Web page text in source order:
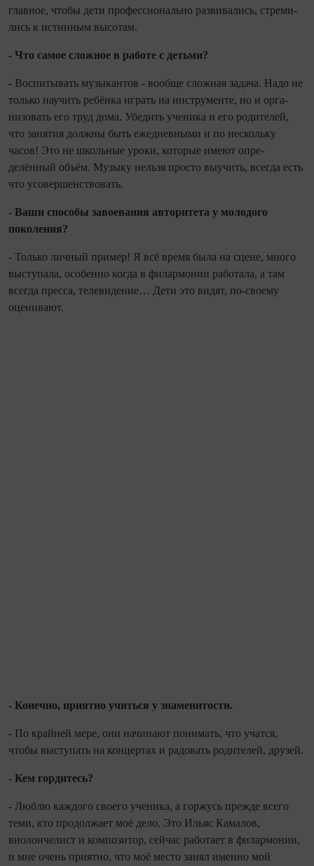
главное, чтобы дети профессионально развивались, стреми­
лись к истинным высотам.
- Что самое сложное в работе с детьми?
- Воспитывать музыкантов - вообще сложная задача. Надо не
только научить ребёнка играть на инструменте, но и орга­
низовать его труд дома. Убедить ученика и его родителей,
что занятия должны быть ежедневными и по нескольку
часов! Это не школьные уроки, которые имеют опре­
делённый объём. Музыку нельзя просто вы­учить, всегда есть
что усовершенствовать.
- Ваши способы завоевания авто­ритета у молодого
поколения?
- Только личный пример! Я всё время была на сцене, много
выступала, особенно когда в филармонии работала, а там
всегда пресса, телевидение… Дети это видят, по‑своему
оценивают.
- Конечно, приятно учиться у зна­менитости.
- По крайней мере, они начинают понимать, что учатся,
чтобы выступать на концертах и радовать родителей, друзей.
- Кем гордитесь?
- Люблю каждого своего ученика, а горжусь прежде всего
теми, кто про­должает моё дело. Это Ильяс Камалов,
виолончелист и композитор, сейчас рабо­тает в филармонии,
и мне очень приятно, что моё место занял именно мой